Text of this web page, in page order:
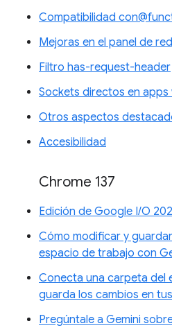
Compatibilidad
Mejoras en el panel de red
Filtro has-request-header
Sockets directos en apps
Otros aspectos
Accesibilidad
Chrome 137
Edición de Google I/O
Cómo modificar y
espacio de trabajo con
Conecta una carpeta del
guarda los cambios en
Pregúntale a Gemini